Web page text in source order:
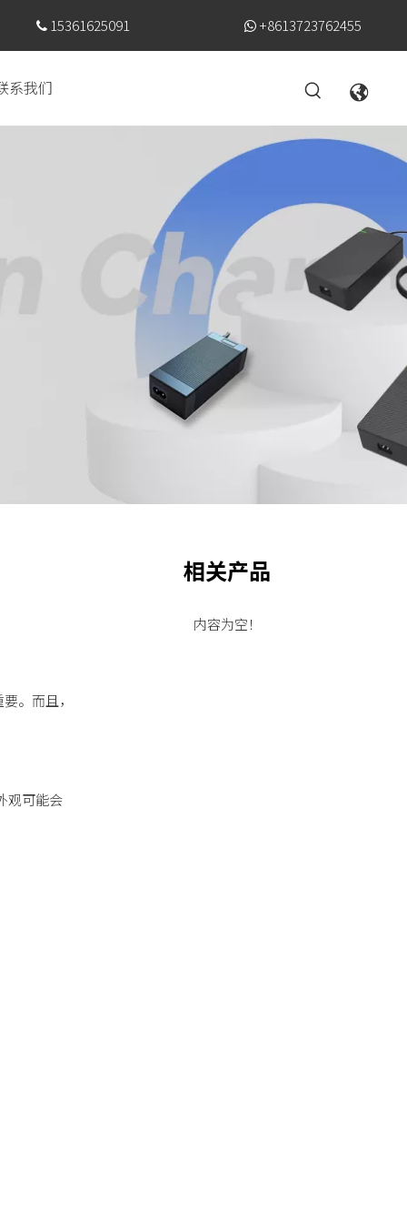
 15361625091 +8613723762455
系我们
。而且，
观可能会
相关产品
内容为空！